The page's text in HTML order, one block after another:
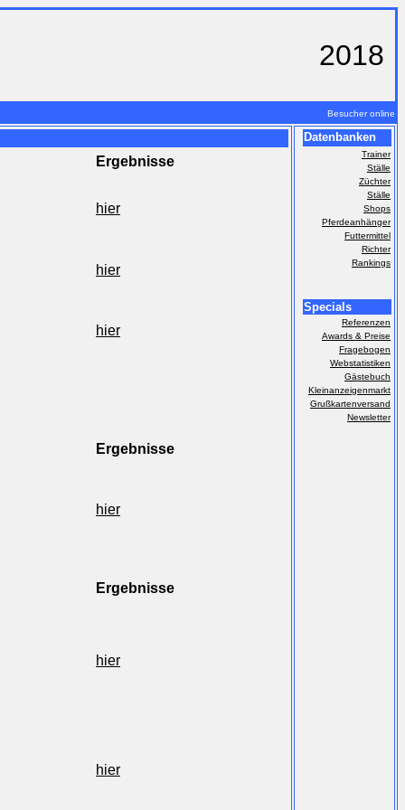
2018
Besucher online
Ergebnisse
hier
hier
hier
Ergebnisse
hier
Ergebnisse
hier
hier
Datenbanken
Trainer
Ställe
Züchter
Ställe
Shops
Pferdeanhänger
Futtermittel
Richter
Rankings
Specials
Referenzen
Awards & Preise
Fragebogen
Webstatistiken
Gästebuch
Kleinanzeigenmarkt
Grußkartenversand
Newsletter